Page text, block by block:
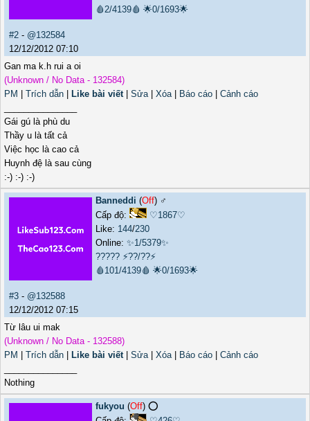
🩸2/4139🩸 🌟0/1693🌟
#2 - @132584
12/12/2012 07:10
Gan ma k.h rui a oi
(Unknown / No Data - 132584)
PM
Trích dẫn Like bài viết| Sửa| Xóa| Báo cáo
Cảnh cáo
Gái gú là phù du
Thầy u là tất cả
Việc học là cao cả
Huynh đệ là sau cùng
:-) :-) :-)
Banneddi (Off) ♂️
Cấp độ:
♡1867♡
Like: 144/230
Online: ✨1/5379✨
????? ⚡??/??⚡
🩸101/4139🩸 🌟0/1693🌟
#3 - @132588
12/12/2012 07:15
Từ lâu ui mak
(Unknown / No Data - 132588)
PM
Trích dẫn Like bài viết| Sửa| Xóa| Báo cáo
Cảnh cáo
Nothing
fukyou (Off) ⭕️